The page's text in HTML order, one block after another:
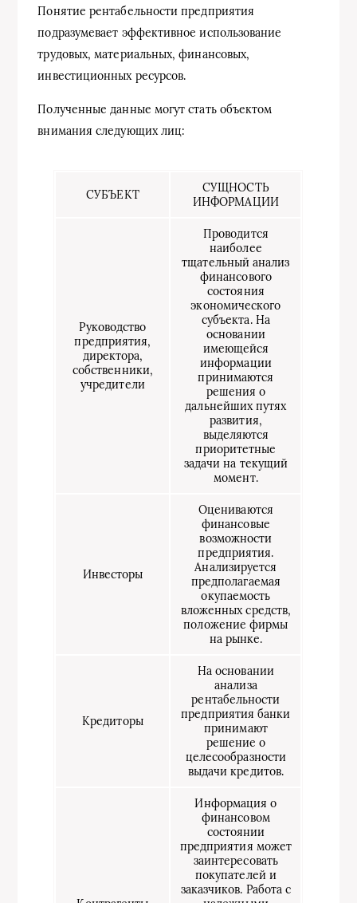
Понятие рентабельности предприятия
подразумевает эффективное использование
трудовых, материальных, финансовых,
инвестиционных ресурсов.
Полученные данные могут стать объектом
внимания следующих лиц:
СУБЪЕКТ
СУЩНОСТЬ
ИНФОРМАЦИИ
Руководство
предприятия,
директора,
собственники,
учредители
Проводится
наиболее
тщательный анализ
финансового
состояния
экономического
субъекта. На
основании
имеющейся
информации
принимаются
решения о
дальнейших путях
развития,
выделяются
приоритетные
задачи на текущий
момент.
Инвесторы
Оцениваются
финансовые
возможности
предприятия.
Анализируется
предполагаемая
окупаемость
вложенных средств,
положение фирмы
на рынке.
Кредиторы
На основании
анализа
рентабельности
предприятия банки
принимают
решение о
целесообразности
выдачи кредитов.
Информация о
финансовом
состоянии
предприятия может
заинтересовать
покупателей и
заказчиков. Работа с